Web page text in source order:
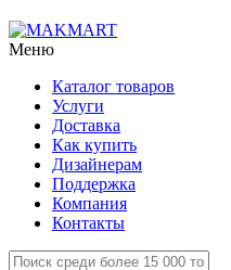
Меню
Каталог товаров
Услуги
Доставка
Как купить
Дизайнерам
Поддержка
Компания
Контакты